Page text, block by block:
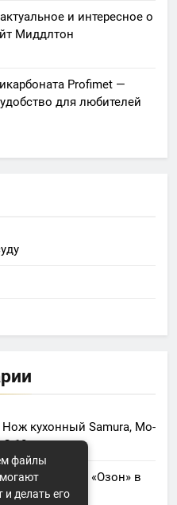
и интересное о
Миддлтон
Profimet —
для любителей
Нож кухонный Samura, Mo-
10
для «Озон» в
и цен
файлы
и делать его